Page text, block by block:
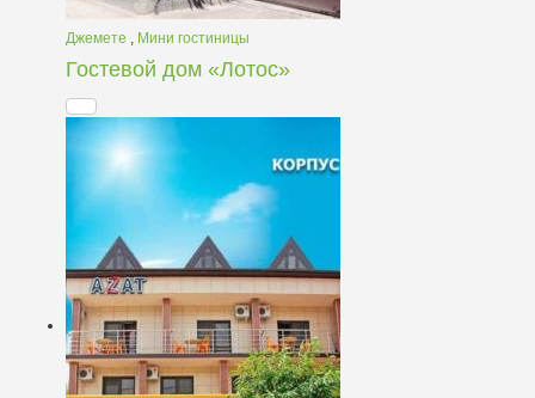
Джемете , Мини гостиницы
Гостевой дом «Лотос»